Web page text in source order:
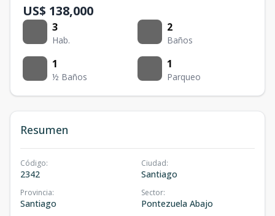
US$ 138,000
3
Hab.
2
Baños
1
½ Baños
1
Parqueo
Resumen
Código:
2342
Ciudad:
Santiago
Provincia:
Santiago
Sector:
Pontezuela Abajo